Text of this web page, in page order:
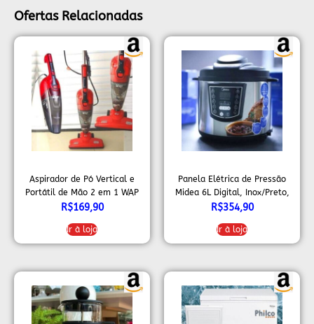
Ofertas Relacionadas
Aspirador de Pó Vertical e
Portátil de Mão 2 em 1 WAP
HIGH SPEED 1000W 1,2 litros
R$169,90
Ir à loja
Panela Elétrica de Pressão
Midea 6L Digital, Inox/Preto,
110v
R$354,90
Ir à loja